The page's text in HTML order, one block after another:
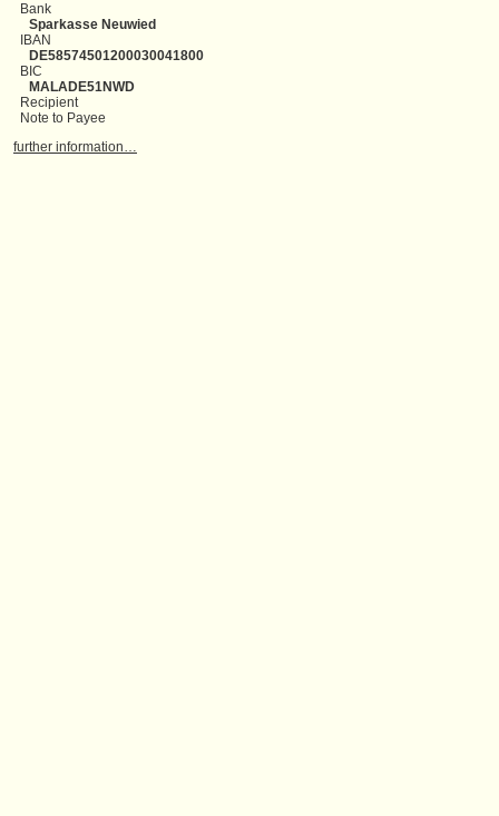
Bank
Sparkasse Neuwied
IBAN
DE58574501200030041800
BIC
MALADE51NWD
Recipient
Note to Payee
further information…